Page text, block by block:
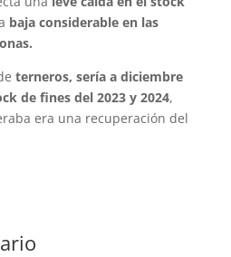
baja considerable en las
terneros, sería a diciembre
de fines del 2023 y 2024,
era una recuperación del